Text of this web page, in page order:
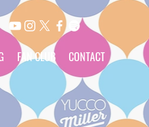
FAN CLUB CONTACT